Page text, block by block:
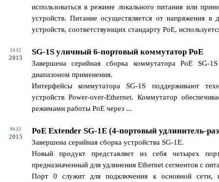
использоваться в режиме локального питания или
устройств. Питание осуществляется от напряжения
устройств, соответствующих стандарту PoE,
24.12
2015
SG-1S уличный 6-портовый коммутатор PoE
Завершена серийная сборка коммутатора PoE SG-
диапазоном применения.
Интерфейсы коммутатора SG-1S поддерживают
устройств Power-over-Ethernet. Коммутатор
режимами работы PoE через ...
04.12
2015
PoE Extender SG-1E (4-портовый удлинитель-
Завершена серийная сборка устройства SG-1E.
Новый продукт представляет из себя четырех
предназначенный для удлинения Ethernet сегментов с
Порт 0 служит для подключения к основной сети,